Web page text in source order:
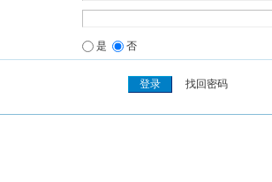
是 否
找回密码